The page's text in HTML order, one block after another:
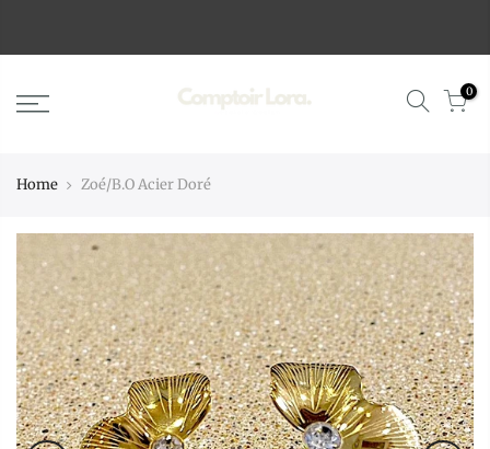
0
Home Zoé/B.O Acier Doré